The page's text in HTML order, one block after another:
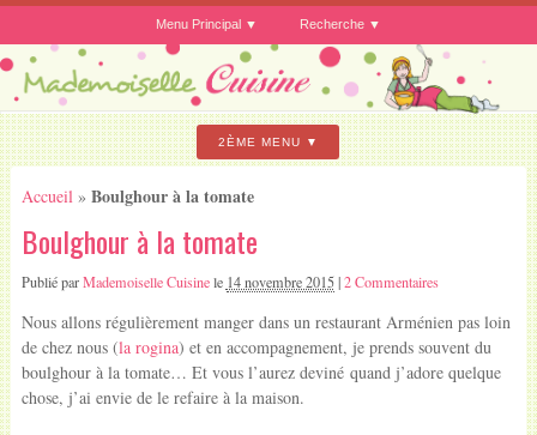
Menu Principal Recherche
2ÈME MENU
Accueil » Boulghour à la tomate
Boulghour à la tomate
Publié parMademoiselle Cuisinele 14 novembre 2015|2 Commentaires
Nous allons régulièrement manger dans un restaurant Arménien pas loin
de chez nous (la rogina) et en accompagnement, je prends souvent du
boulghour à la tomate… Et vous l’aurez deviné quand j’adore quelque
chose, j’ai envie de le refaire à la maison.